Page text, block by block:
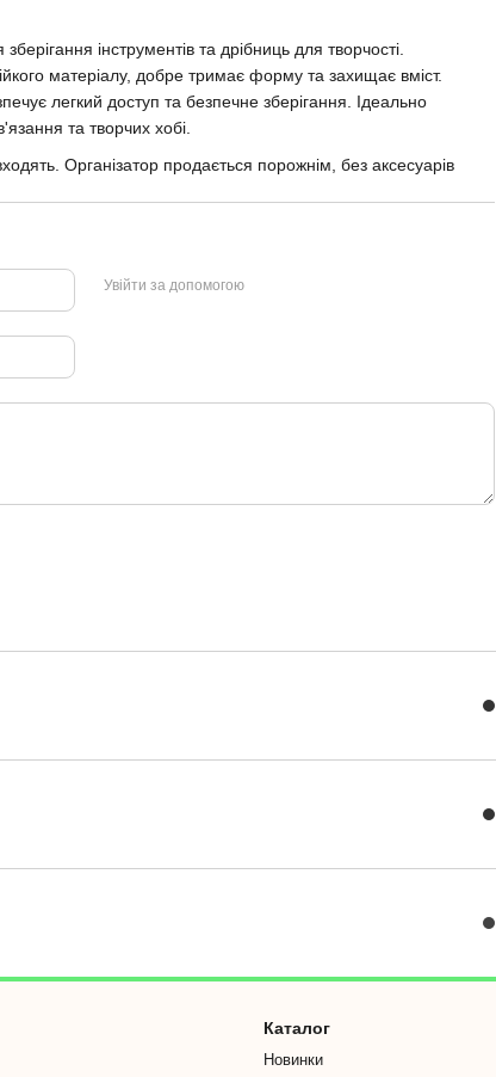
інструментів та дрібниць для творчості.
матеріалу, добре тримає форму та захищає вміст.
легкий доступ та безпечне зберігання. Ідеально
та творчих хобі.
Організатор продається порожнім, без аксесуарів
Увійти за допомогою
Каталог
Новинки